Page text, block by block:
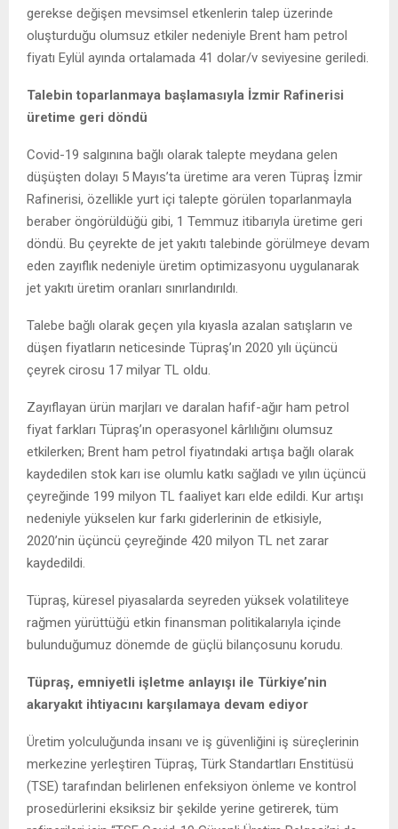
gerekse değişen mevsimsel etkenlerin talep üzerinde
oluşturduğu olumsuz etkiler nedeniyle Brent ham petrol
fiyatı Eylül ayında ortalamada 41 dolar/v seviyesine geriledi.
Talebin toparlanmaya başlamasıyla İzmir Rafinerisi
üretime geri döndü
Covid-19 salgınına bağlı olarak talepte meydana gelen
düşüşten dolayı 5 Mayıs’ta üretime ara veren Tüpraş İzmir
Rafinerisi, özellikle yurt içi talepte görülen toparlanmayla
beraber öngörüldüğü gibi, 1 Temmuz itibarıyla üretime geri
döndü. Bu çeyrekte de jet yakıtı talebinde görülmeye devam
eden zayıflık nedeniyle üretim optimizasyonu uygulanarak
jet yakıtı üretim oranları sınırlandırıldı.
Talebe bağlı olarak geçen yıla kıyasla azalan satışların ve
düşen fiyatların neticesinde Tüpraş’ın 2020 yılı üçüncü
çeyrek cirosu 17 milyar TL oldu.
Zayıflayan ürün marjları ve daralan hafif-ağır ham petrol
fiyat farkları Tüpraş’ın operasyonel kârlılığını olumsuz
etkilerken; Brent ham petrol fiyatındaki artışa bağlı olarak
kaydedilen stok karı ise olumlu katkı sağladı ve yılın üçüncü
çeyreğinde 199 milyon TL faaliyet karı elde edildi. Kur artışı
nedeniyle yükselen kur farkı giderlerinin de etkisiyle,
2020’nin üçüncü çeyreğinde 420 milyon TL net zarar
kaydedildi.
Tüpraş, küresel piyasalarda seyreden yüksek volatiliteye
rağmen yürüttüğü etkin finansman politikalarıyla içinde
bulunduğumuz dönemde de güçlü bilançosunu korudu.
Tüpraş, emniyetli işletme anlayışı ile Türkiye’nin
akaryakıt ihtiyacını karşılamaya devam ediyor
Üretim yolculuğunda insanı ve iş güvenliğini iş süreçlerinin
merkezine yerleştiren Tüpraş, Türk Standartları Enstitüsü
(TSE) tarafından belirlenen enfeksiyon önleme ve kontrol
prosedürlerini eksiksiz bir şekilde yerine getirerek, tüm